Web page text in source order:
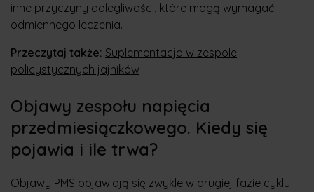
inne przyczyny dolegliwości, które mogą wymagać
odmiennego leczenia.
Przeczytaj także: Suplementacja w zespole
policystycznych jajników
Objawy zespołu napięcia
przedmiesiączkowego. Kiedy się
pojawia i ile trwa?
Objawy PMS pojawiają się zwykle w drugiej fazie cyklu –